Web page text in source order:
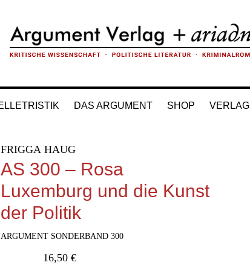
DAS ARGUMENT SHOP VERLAG
FRIGGA HAUG
AS 300 – Rosa
Luxemburg und die Kunst
der Politik
ARGUMENT SONDERBAND 300
16,50 €